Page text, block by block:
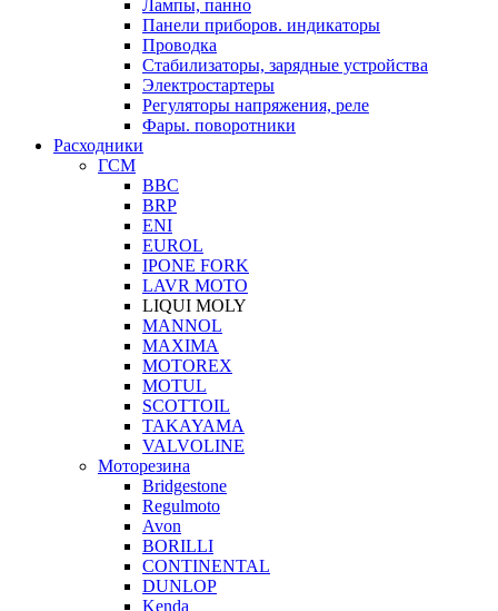
Лампы, панно
Панели приборов. индикаторы
Проводка
Стабилизаторы, зарядные устройства
Электростартеры
Регуляторы напряжения, реле
Фары. поворотники
Расходники
ГСМ
BBC
BRP
ENI
EUROL
IPONE FORK
LAVR MOTO
LIQUI MOLY
MANNOL
MAXIMA
MOTOREX
MOTUL
SCOTTOIL
TAKAYAMA
VALVOLINE
Моторезина
Bridgestone
Regulmoto
Avon
BORILLI
CONTINENTAL
DUNLOP
Kenda